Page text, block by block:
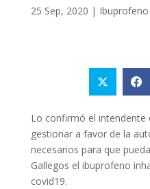
25 Sep, 2020 |
Lo confirmó el intendente
gestionar a favor de la
necesarios para que
Gallegos el ibuprofeno
covid19.